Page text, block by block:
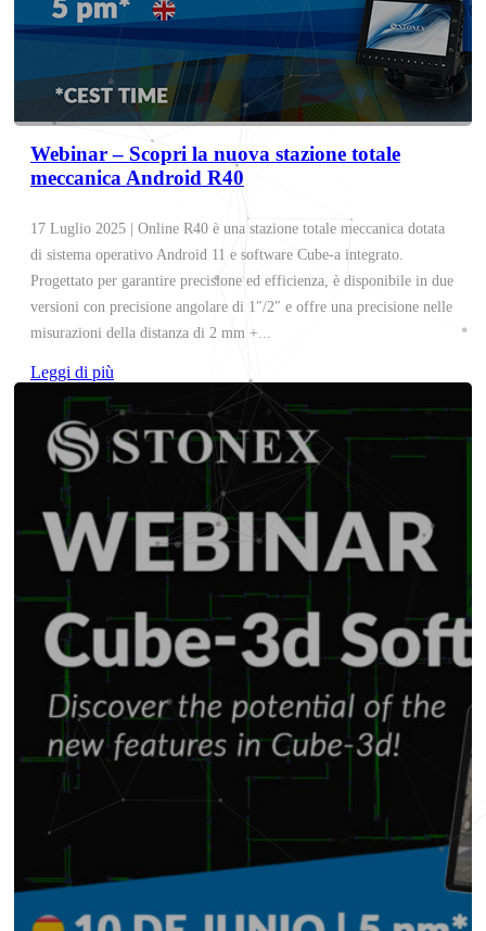
Webinar – Scopri la nuova stazione totale
meccanica Android R40
17 Luglio 2025 | Online R40 è una stazione totale meccanica dotata
di sistema operativo Android 11 e software Cube-a integrato.
Progettato per garantire precisione ed efficienza, è disponibile in due
versioni con precisione angolare di 1″/2″ e offre una precisione nelle
misurazioni della distanza di 2 mm +...
Leggi di più